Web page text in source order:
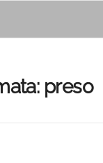
preso